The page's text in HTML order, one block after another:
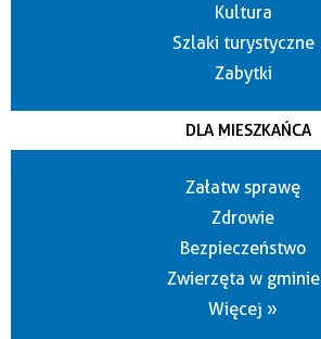
Kultura
Szlaki turystyczne
Zabytki
DLA MIESZKAŃCA
Załatw sprawę
Zdrowie
Bezpieczeństwo
Zwierzęta w gminie
Więcej »